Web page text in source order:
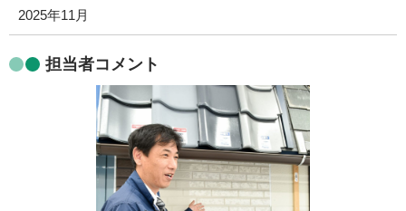
2025年11月
担当者コメント